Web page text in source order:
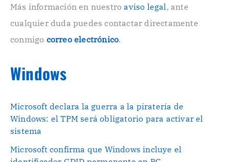
o
.
Más información en nuestroaviso legal , ante
cualquier duda puedes contactar directamente
conmigo correo electrónico.
Windows
Microsoft declara la guerra a la piratería de
Windows: el TPM será obligatorio para activar el
sistema
Microsoft confirma que Windows incluye el